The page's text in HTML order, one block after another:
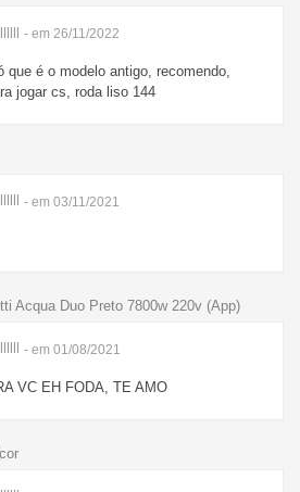
- em 26/11/2022
que é o modelo antigo, recomendo,
jogar cs, roda liso 144
- em 03/11/2021
Acqua Duo Preto 7800w 220v (App)
- em 01/08/2021
VC EH FODA, TE AMO